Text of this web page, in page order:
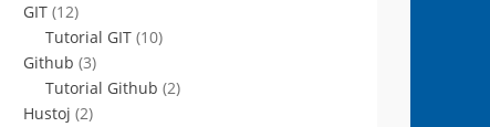
GIT (12)
Tutorial GIT (10)
Github (3)
Tutorial Github (2)
Hustoj (2)